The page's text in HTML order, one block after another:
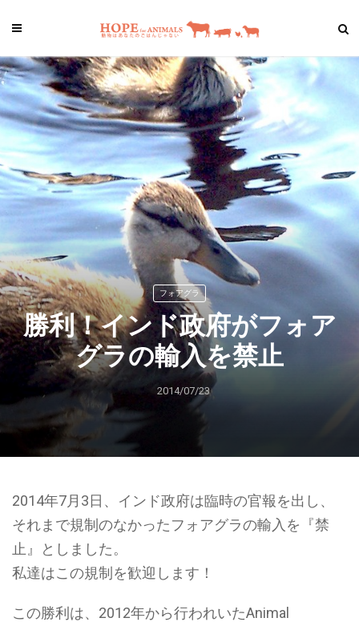
フォアグラ
勝利！インド政府がフォア
グラの輸入を禁止
2014/07/23
2014年7月3日、インド政府は臨時の官報を出し、
それまで規制のなかったフォアグラの輸入を『禁
止』としました。
私達はこの規制を歓迎します！
この勝利は、2012年から行われいたAnimal